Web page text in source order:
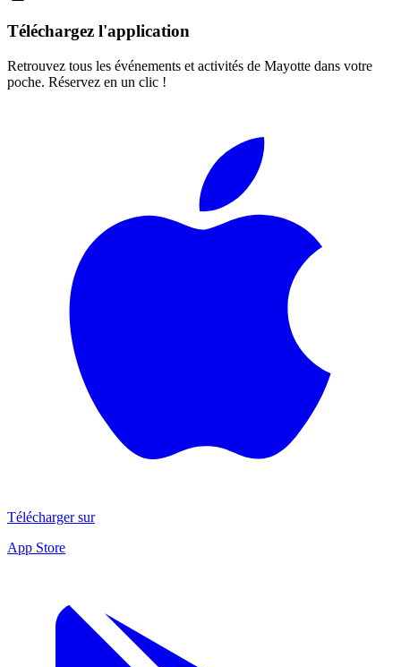
Téléchargez l'application
Retrouvez tous les événements et activités de Mayotte dans votre
poche. Réservez en un clic !
Télécharger sur
App Store